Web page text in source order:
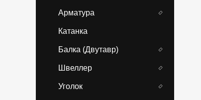
Арматура
Катанка
Балка (Двутавр)
Швеллер
Уголок